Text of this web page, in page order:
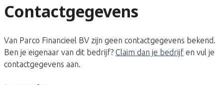
Contactgegevens
Van Parco Financieel BV zijn geen contactgegevens bekend.
Ben je eigenaar van dit bedrijf? Claim dan je bedrijf en vul je
contactgegevens aan.